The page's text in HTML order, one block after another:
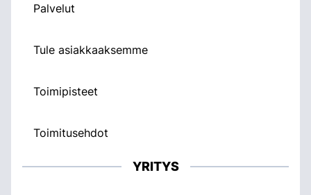
Palvelut
Tule asiakkaaksemme
Toimipisteet
Toimitusehdot
YRITYS